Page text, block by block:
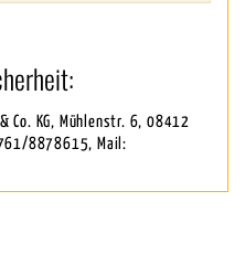
Co. KG, Mühlenstr. 6, 08412
8878615, Mail: